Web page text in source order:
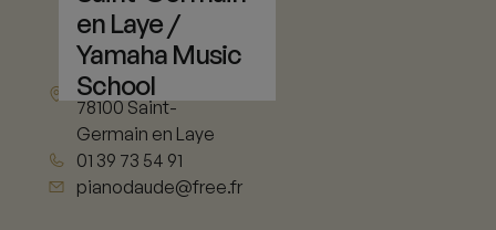
en Laye /
Yamaha Music
School
11 rue de Vieil
Abreuvoir
78100 Saint-
Germain en Laye
01 39 73 54 91
pianodaude@free.fr